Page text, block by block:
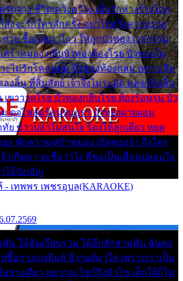
รักจาง ชีวิตเคว้งคว้าง เมื่อรักห่างร้างไกล
งจะรักใครสักครั้ง อย่าไปหวังความรวย
วย ซื้อเปลมาไกว ให้ลูกบัวทอง เวรกรรม
ศร้าหมอง กลีบบัวทองต้องโรย บัวทองไม่
ะไม่รักโคลนตม บัวทองท้องกลม เพราะลืม
งลิ้น ที่สิ้นสัตย์ เจ้าจึงไม่ระมัด หลงกลิ่นลิ้น
เขาวาดโรย บัวทองกลีบโรย ต้องร้อนรุม บัว
ดุจไฟสุมร้อนรุมอุรา บัวทองผ่ายผอม
ทัย ข้าวปลาไม่สนใจ ร้องไห้ลูกเดียว หยุด
อง พักความเศร้าหมอง เถิดทองจ๋า ถึงใคร
จ้าเกิดมา จะชื่อว่าไง พี่ขอเป็นเพื่อนปลอบใจ
ไอ้บังเอิญ
- เทพพร เพชรอุบล(KARAOKE)
พัน ให้ฉันเรียนราม ได้อีกสักสามพัน ฉันคง
ซื้อกางเกงยีนส์ ลีวายส์มาใส่ เพราะเราเป็น
อย่างเดียว อยากจะโชว์ถึงหิวโซ เด็กใต้ก็ไม่